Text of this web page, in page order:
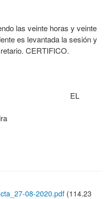
las veinte horas y veinte
es levantada la sesión y
CERTIFICO.
EL
08-2020.pdf (114.23